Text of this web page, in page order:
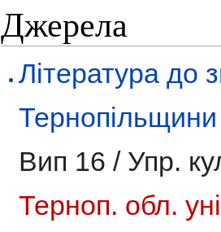
Джерела
Література до
Тернопільщини
Вип 16 / Упр.
Терноп. обл.